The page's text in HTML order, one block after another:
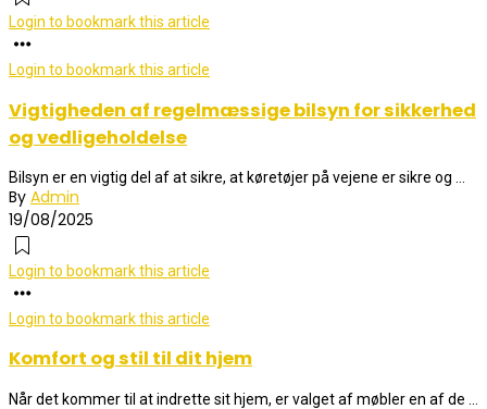
Login to bookmark this article
Login to bookmark this article
Vigtigheden af regelmæssige bilsyn for sikkerhed
og vedligeholdelse
Bilsyn er en vigtig del af at sikre, at køretøjer på vejene er sikre og ...
By Admin
19/08/2025
Login to bookmark this article
Login to bookmark this article
Komfort og stil til dit hjem
Når det kommer til at indrette sit hjem, er valget af møbler en af de ...